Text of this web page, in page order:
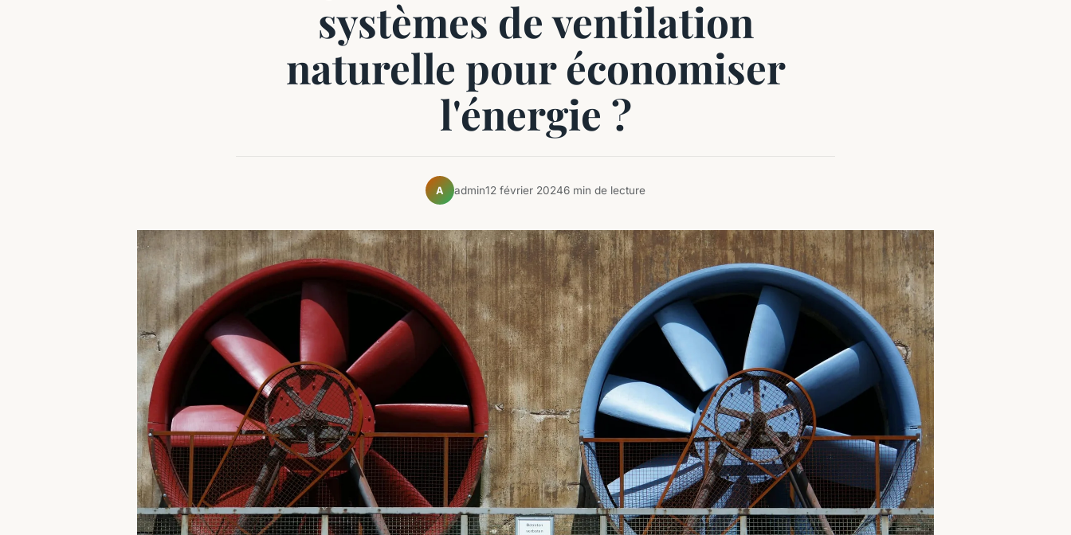
systèmes de ventilation
naturelle pour économiser
l'énergie ?
A admin12 février 20246 min de lecture